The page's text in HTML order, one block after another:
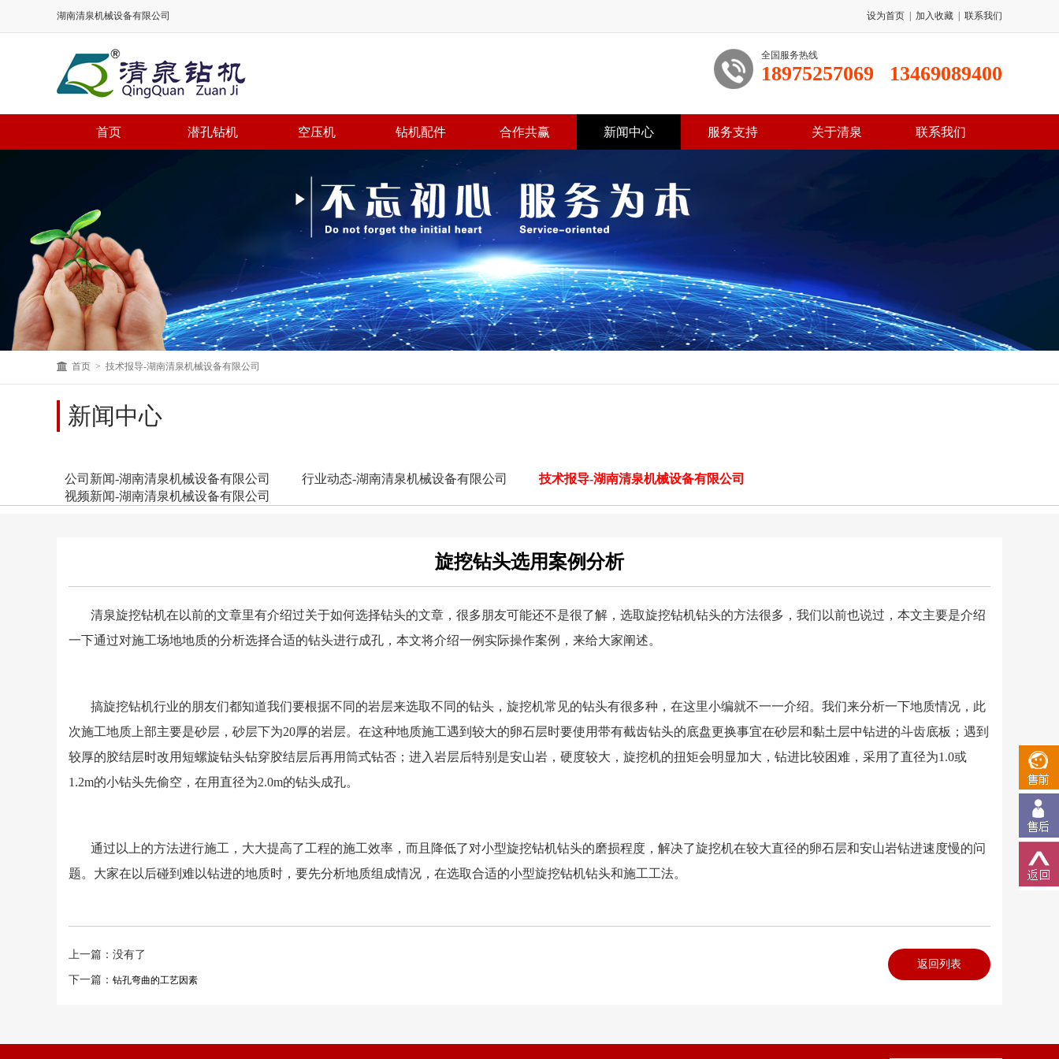
湖南清泉机械设备有限公司 设为首页 加入收藏 联系我们
全国服务热线
18975257069 13469089400
首页 潜孔钻机 空压机 钻机配件 合作共赢 新闻中心 服务支持 关于清泉 联系我们
首页 > 技术报导-湖南清泉机械设备有限公司
新闻中心
公司新闻-湖南清泉机械设备有限公司 行业动态-湖南清泉机械设备有限公司
技术报导-湖南清泉机械设备有限公司
视频新闻-湖南清泉机械设备有限公司
旋挖钻头选用案例分析
清泉旋挖钻机在以前的文章里有介绍过关于如何选择钻头的文章，很多朋友可能还不是很了解，选取旋挖钻机钻头的方法很多，我们以前也说过，本文主要是介绍
一下通过对施工场地地质的分析选择合适的钻头进行成孔，本文将介绍一例实际操作案例，来给大家阐述。
搞旋挖钻机行业的朋友们都知道我们要根据不同的岩层来选取不同的钻头，旋挖机常见的钻头有很多种，在这里小编就不一一介绍。我们来分析一下地质情况，此
次施工地质上部主要是砂层，砂层下为20厚的岩层。在这种地质施工遇到较大的卵石层时要使用带有截齿钻头的底盘更换事宜在砂层和黏土层中钻进的斗齿底板；遇到
较厚的胶结层时改用短螺旋钻头钻穿胶结层后再用筒式钻否；进入岩层后特别是安山岩，硬度较大，旋挖机的扭矩会明显加大，钻进比较困难，采用了直径为1.0或
1.2m的小钻头先偷空，在用直径为2.0m的钻头成孔。
通过以上的方法进行施工，大大提高了工程的施工效率，而且降低了对小型旋挖钻机钻头的磨损程度，解决了旋挖机在较大直径的卵石层和安山岩钻进速度慢的问
题。大家在以后碰到难以钻进的地质时，要先分析地质组成情况，在选取合适的小型旋挖钻机钻头和施工工法。
上一篇：没有了
下一篇： 钻孔弯曲的工艺因素
返回列表